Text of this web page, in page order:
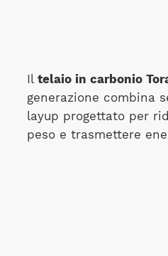
Il telaio in carbonio
generazione combina
layup progettato per
peso e trasmettere